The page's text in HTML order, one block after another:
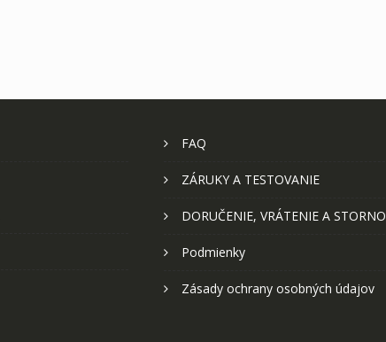
FAQ
ZÁRUKY A TESTOVANIE
DORUČENIE, VRÁTENIE A STORNO
Podmienky
Zásady ochrany osobných údajov